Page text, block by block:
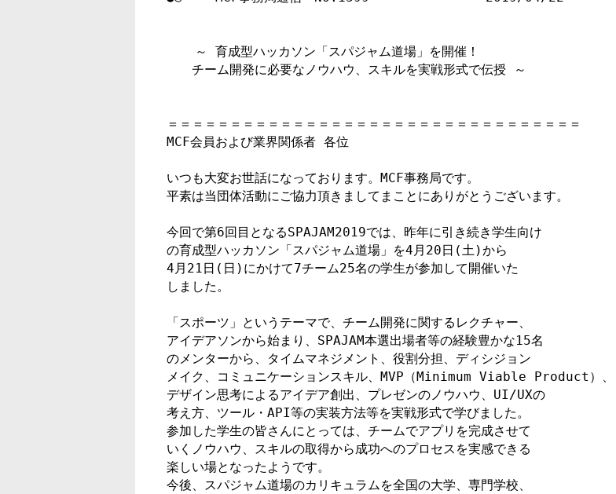
～ 育成型ハッカソン「スパジャム道場」を開催！
チーム開発に必要なノウハウ、スキルを実戦形式で伝授 ～
＝＝＝＝＝＝＝＝＝＝＝＝＝＝＝＝＝＝＝＝＝＝＝＝＝＝＝＝＝＝＝＝＝
MCF会員および業界関係者 各位
いつも大変お世話になっております。MCF事務局です。
平素は当団体活動にご協力頂きましてまことにありがとうございます。
今回で第6回目となるSPAJAM2019では、昨年に引き続き学生向け
の育成型ハッカソン「スパジャム道場」を4月20日(土)から
4月21日(日)にかけて7チーム25名の学生が参加して開催いた
しました。
「スポーツ」というテーマで、チーム開発に関するレクチャー、
アイデアソンから始まり、SPAJAM本選出場者等の経験豊かな15名
のメンターから、タイムマネジメント、役割分担、ディシジョン
メイク、コミュニケーションスキル、MVP（Minimum Viable Product）、
デザイン思考によるアイデア創出、プレゼンのノウハウ、UI/UXの
考え方、ツール・API等の実装方法等を実戦形式で学びました。
参加した学生の皆さんにとっては、チームでアプリを完成させて
いくノウハウ、スキルの取得から成功へのプロセスを実感できる
楽しい場となったようです。
今後、スパジャム道場のカリキュラムを全国の大学、専門学校、